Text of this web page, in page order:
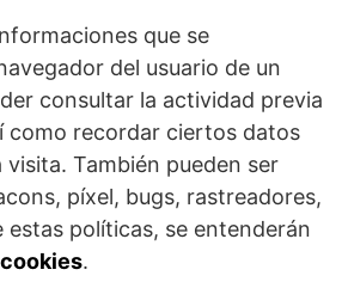
que se
del usuario de un
consultar la actividad previa
como recordar ciertos datos
También pueden ser
píxel, bugs, rastreadores,
estas políticas, se entenderán
cookies.